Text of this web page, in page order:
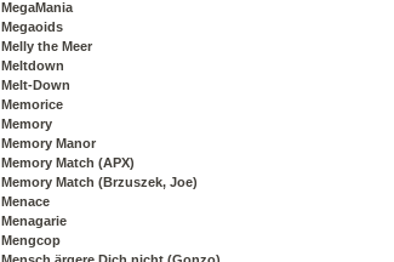
MegaMania
Megaoids
Melly the Meer
Meltdown
Melt-Down
Memorice
Memory
Memory Manor
Memory Match (APX)
Memory Match (Brzuszek, Joe)
Menace
Menagarie
Mengcop